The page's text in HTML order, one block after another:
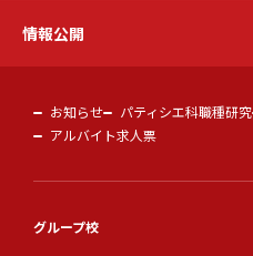
情報公開
お知らせ パティシエ科職種研究
アルバイト求人票
グループ校